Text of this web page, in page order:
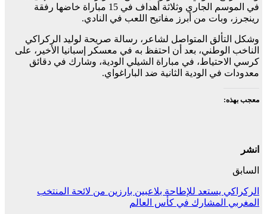
في الموسم الجاري وثلاثة أهداف في 15 مباراة خاضها رفقة
رينجرز، وبات من أبرز مفاتيح اللعب في النادي.
وشكل التألق المتواصل لشاعر، رسالة صريحة لوليد الركراكي
الناخب الوطني، بعد أن احتفظ به في معسكر إسبانيا الأخير، على
كرسي الاحتياط، في مباراة الشيلي الودية، وشارك في دقائق
معدودات في الودية الثانية ضد الباراغواي.
معجب بهذه:
انشر
السابق
الركراكي يستعد للإطاحة بلاعبين بارزين من لائحة المنتخب
المغربي المشارك في كأس العالم